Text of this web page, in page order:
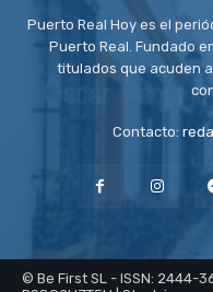
Puerto Real Hoy es el
Puerto Real. Fundado
titulados que acuden
Contacto:
© Be First SL - ISSN: 2444-